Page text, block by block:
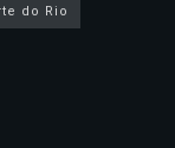
do Rio